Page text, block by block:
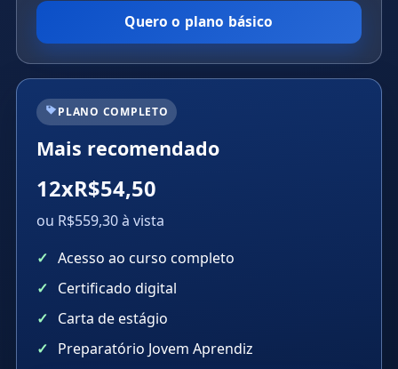
Quero o plano básico
PLANO COMPLETO
Mais recomendado
12xR$54,50
ou R$559,30 à vista
Acesso ao curso completo
Certificado digital
Carta de estágio
Preparatório Jovem Aprendiz